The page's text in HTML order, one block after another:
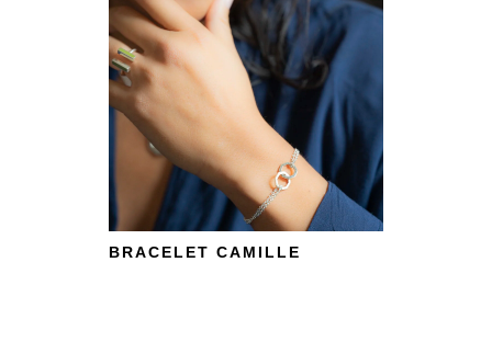
BRACELET CAMILLE